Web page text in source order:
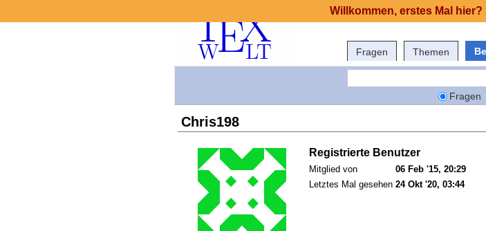
Fragen Themen
Fragen
Chris198
Registrierte Benutzer
Mitglied von
06 Feb '15, 20:29
Letztes Mal gesehen 24 Okt '20, 03:44
Willkommen, erstes Mal